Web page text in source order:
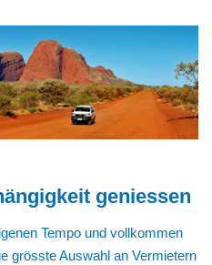
geniessen
Tempo und vollkommen
grösste Auswahl an Vermietern